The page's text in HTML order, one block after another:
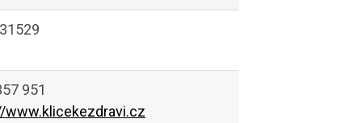
951
www.klicekezdravi.cz